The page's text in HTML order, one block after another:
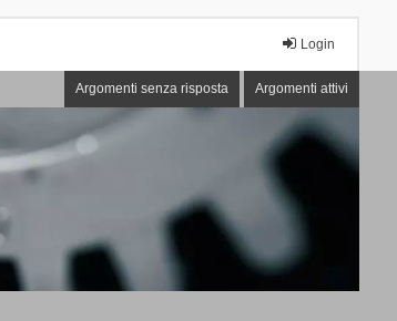
Login
Argomenti senza risposta Argomenti attivi